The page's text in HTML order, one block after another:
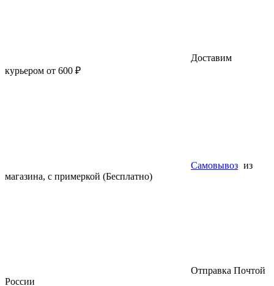
Доставим
курьером от 600 ₽
Самовывоз из
магазина, с примеркой (Бесплатно)
Отправка Почтой
России